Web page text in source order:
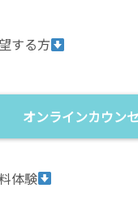
する方
オンラインカウン
体験